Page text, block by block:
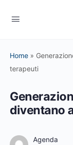
Home »
terapeuti
diventano
Agenda